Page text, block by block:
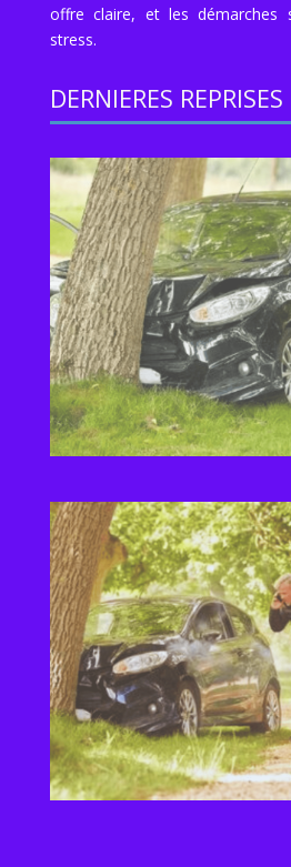
offre claire, et les démarches
stress.
DERNIERES REPRISES